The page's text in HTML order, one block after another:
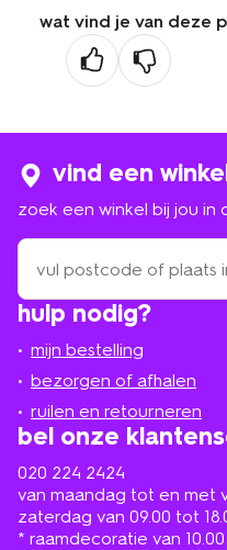
wat vind je van deze
hulp nodig?
mijn bestelling
bezorgen of afhalen
ruilen en retourneren
bel onze
020 224 2424
van maandag tot en met
zaterdag van 09.00 tot
* raamdecoratie van
vind een
zoek een winkel bij jou in
zoek
een
winkel
bij
in
de
buurt